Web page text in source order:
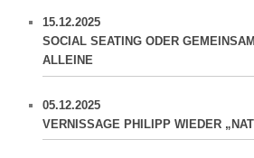
15.12.2025
SOCIAL SEATING ODER
ALLEINE
05.12.2025
VERNISSAGE PHILIPP WIEDER